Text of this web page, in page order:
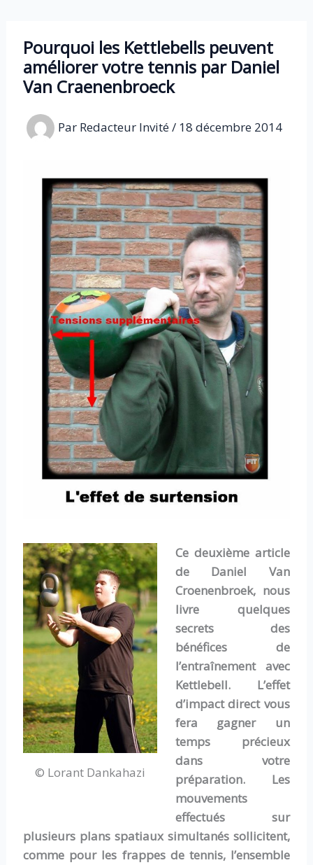
contenuPourquoi les Kettlebells peuvent
améliorer votre tennis par Daniel
Van Craenenbroeck
Par Redacteur Invité/ 18 décembre 2014
© Lorant Dankahazi
Ce deuxième article
de Daniel Van
Croenenbroek, nous
livre quelques
secrets des
bénéfices de
l’entraînement avec
Kettlebell. L’effet
d’impact direct vous
fera gagner un
temps précieux
dans votre
préparation. Les
mouvements
effectués sur
plusieurs plans spatiaux simultanés sollicitent,
comme pour les frappes de tennis, l’ensemble